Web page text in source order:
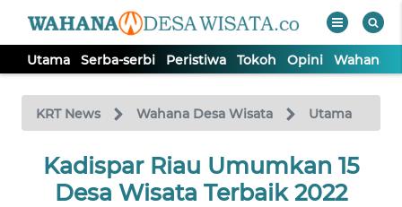
Utama Serba-serbi Peristiwa Tokoh Opini Wahana
KRT News Wahana Desa Wisata Utama
Kadispar Riau Umumkan 15
Desa Wisata Terbaik 2022
TV
Tutup
UTAMA